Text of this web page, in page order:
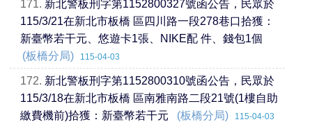
171. 新北警板刑字第1152800327號函公告，民眾於
115/3/21在新北市板橋 區四川路一段278巷口拾獲：
新臺幣若干元、悠遊卡1張、NIKE配 件、錢包1個
(板橋分局)
115-04-03
172. 新北警板刑字第1152800310號函公告，民眾於
115/3/18在新北市板橋 區南雅南路二段21號(1樓自助
繳費機前)拾獲：新臺幣若干元
(板橋分局) 115-04-03